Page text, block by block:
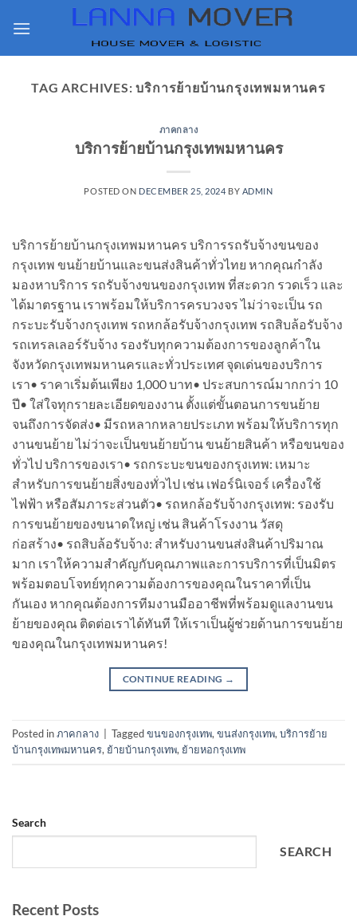
TAG ARCHIVES:บริการย้ายบ้านกรุงเทพมหานคร
ภาคกลาง
บริการย้ายบ้านกรุงเทพมหานคร
POSTED ON DECEMBER 25, 2024 BY ADMIN
บริการย้ายบ้านกรุงเทพมหานคร บริการรถรับจ้างขนของ
กรุงเทพ ขนย้ายบ้านและขนส่งสินค้าทั่วไทย หากคุณกำลัง
มองหาบริการ รถรับจ้างขนของกรุงเทพ ที่สะดวก รวดเร็ว และ
ได้มาตรฐาน เราพร้อมให้บริการครบวงจร ไม่ว่าจะเป็น รถ
กระบะรับจ้างกรุงเทพ รถหกล้อรับจ้างกรุงเทพ รถสิบล้อรับจ้าง
รถเทรลเลอร์รับจ้าง รองรับทุกความต้องการของลูกค้าใน
จังหวัดกรุงเทพมหานครและทั่วประเทศ จุดเด่นของบริการ
เรา• ราคาเริ่มต้นเพียง 1,000 บาท• ประสบการณ์มากกว่า 10
ปี• ใส่ใจทุกรายละเอียดของงาน ตั้งแต่ขั้นตอนการขนย้าย
จนถึงการจัดส่ง• มีรถหลากหลายประเภท พร้อมให้บริการทุก
งานขนย้าย ไม่ว่าจะเป็นขนย้ายบ้าน ขนย้ายสินค้า หรือขนของ
ทั่วไป บริการของเรา• รถกระบะขนของกรุงเทพ: เหมาะ
สำหรับการขนย้ายสิ่งของทั่วไป เช่น เฟอร์นิเจอร์ เครื่องใช้
ไฟฟ้า หรือสัมภาระส่วนตัว• รถหกล้อรับจ้างกรุงเทพ: รองรับ
การขนย้ายของขนาดใหญ่ เช่น สินค้าโรงงาน วัสดุ
ก่อสร้าง• รถสิบล้อรับจ้าง: สำหรับงานขนส่งสินค้าปริมาณ
มาก เราให้ความสำคัญกับคุณภาพและการบริการที่เป็นมิตร
พร้อมตอบโจทย์ทุกความต้องการของคุณในราคาที่เป็น
กันเอง หากคุณต้องการทีมงานมืออาชีพที่พร้อมดูแลงานขน
ย้ายของคุณ ติดต่อเราได้ทันที ให้เราเป็นผู้ช่วยด้านการขนย้าย
ของคุณในกรุงเทพมหานคร!
CONTINUE READING →
Posted inภาคกลาง Taggedขนของกรุงเทพ, ขนส่งกรุงเทพ, บริการย้าย
บ้านกรุงเทพมหานคร, ย้ายบ้านกรุงเทพ, ย้ายหอกรุงเทพ
Search
SEARCH
Recent Posts